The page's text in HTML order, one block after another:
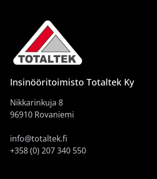
Insinööritoimisto Totaltek Ky
Nikkarinkuja 8
96910 Rovaniemi
info@totaltek.fi
+358 (0) 207 340 550